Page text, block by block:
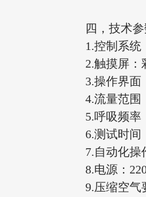
四，技术
1.控制系统
2.触摸屏
3.操作界面
4.流量范围
5.呼吸频率
6.测试时间
7.自动化操
8.电源：
9.压缩空气